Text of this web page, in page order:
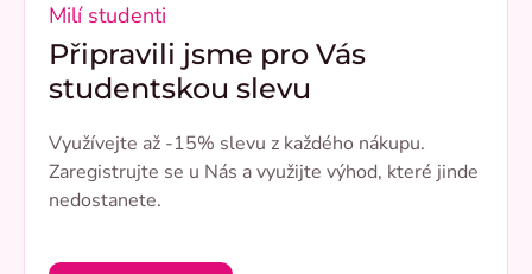
Milí studenti
Připravili jsme pro Vás
studentskou slevu
Využívejte až -15% slevu z každého nákupu.
Zaregistrujte se u Nás a využijte výhod, které jinde
nedostanete.